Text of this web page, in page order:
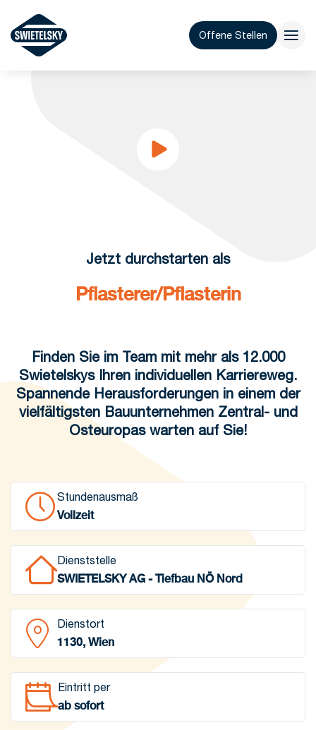
Offene Stellen
Jetzt durchstarten als
Pflasterer/Pflasterin
Finden Sie im Team mit mehr als 12.000
Swietelskys Ihren individuellen Karriereweg.
Spannende Herausforderungen in einem der
vielfältigsten Bauunternehmen Zentral- und
Osteuropas warten auf Sie!
Stundenausmaß
Vollzeit
Dienststelle
SWIETELSKY AG - Tiefbau NÖ Nord
Dienstort
1130, Wien
Eintritt per
ab sofort